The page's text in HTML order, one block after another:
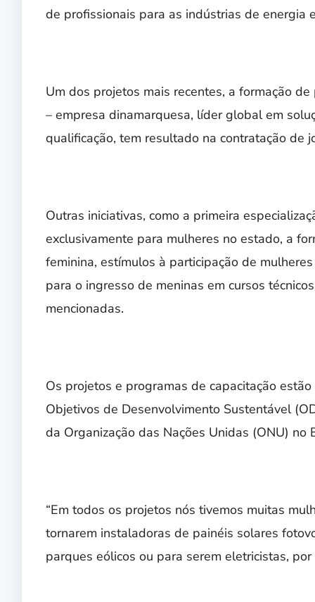
de profissionais para as indústrias de energia
Um dos projetos mais recentes, a formação
– empresa dinamarquesa, líder global em
qualificação, tem resultado na contratação de
Outras iniciativas, como a primeira
exclusivamente para mulheres no estado, a
feminina, estímulos à participação de
para o ingresso de meninas em cursos
mencionadas.
Os projetos e programas de capacitação
Objetivos de Desenvolvimento Sustentável
da Organização das Nações Unidas (ONU)
“Em todos os projetos nós tivemos muitas
tornarem instaladoras de painéis solares
parques eólicos ou para serem eletricistas,